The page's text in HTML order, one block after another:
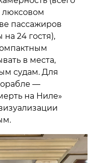
люксовом
пассажиров
24 гостя),
в места,
судам. Для
—
на Ниле»